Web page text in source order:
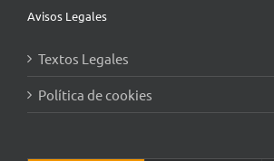
Avisos Legales
Textos Legales
Política de cookies